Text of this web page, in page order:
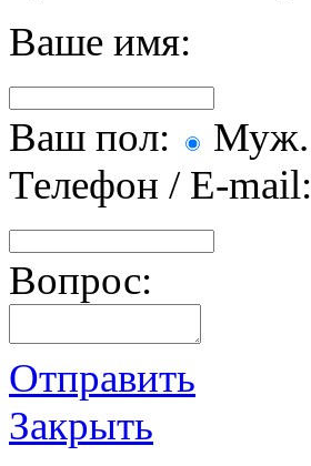
Ваше имя:
Ваш пол: Муж.
Телефон / E-mail:
Вопрос:
Отправить
Закрыть